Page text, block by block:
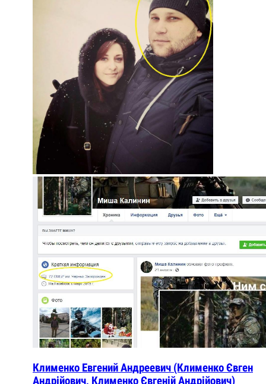
Клименко Евгений Андреевич (Клименко Євген
Андрійович, Клименко Євгеній Андрійович)